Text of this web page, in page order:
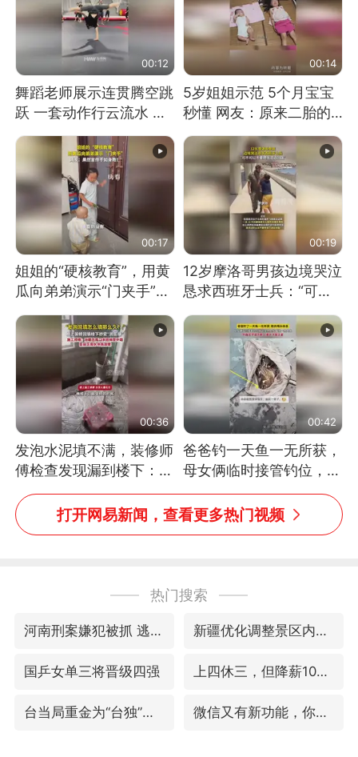
00:12
舞蹈老师展示连贯腾空跳
跃 一套动作行云流水 节
奏感拉满 网友：怎么做
到又舞又武的？
00:14
5岁姐姐示范 5个月宝宝
秒懂 网友：原来二胎的
快乐长这样
00:17
姐姐的“硬核教育”，用黄
瓜向弟弟演示“门夹手”，
网友：果然言传不如身
教！
00:19
12岁摩洛哥男孩边境哭泣
恳求西班牙士兵：“可不
可以不要把我遣返回国”
00:36
发泡水泥填不满，装修师
傅检查发现漏到楼下：出
风口未延伸到外墙
00:42
爸爸钓一天鱼一无所获，
母女俩临时接管钓位，用
玩具鱼竿钓上大鱼
打开网易新闻，查看更多热门视频
热门搜索
河南刑案嫌犯被抓 逃窜时伤害多人 新疆优化调整景区内自驾服务费
国乒女单三将晋级四强 上四休三，但降薪1000元，你接受吗？
台当局重金为“台独”织“皇帝新衣” 微信又有新功能，你可以“撤回”你的撤回了！